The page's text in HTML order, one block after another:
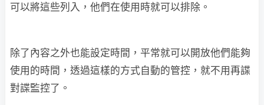
可以將這些列入，他們在使用時就可以排除。
除了內容之外也能設定時間，平常就可以開放他們能夠
使用的時間，透過這樣的方式自動的管控，就不用再諜
對諜監控了。